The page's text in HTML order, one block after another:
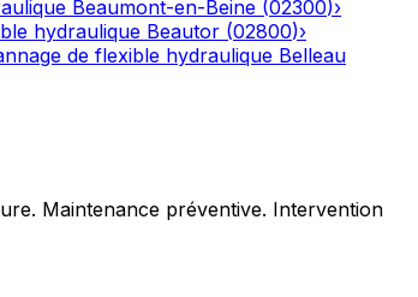
Beaumont-en-Beine (02300)›
hydraulique Beautor (02800)›
de flexible hydraulique Belleau
Maintenance préventive. Intervention